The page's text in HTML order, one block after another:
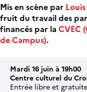
Mis en scène par
fruit du travail des
financés par la CVEC
de Campus).
Mardi 16 juin à 19h00
Centre culturel du
Entrée libre et